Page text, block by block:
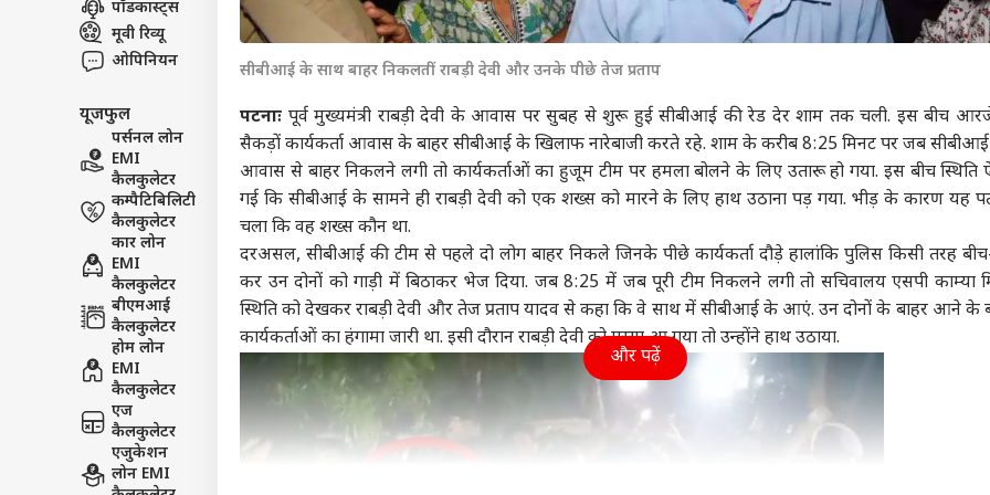
पॉडकास्ट्स
मूवी रिव्यू
ओपिनियन
यूजफुल
पर्सनल लोन
EMI
कैलकुलेटर
कम्पैटिबिलिटी
कैलकुलेटर
कार लोन
EMI
कैलकुलेटर
बीएमआई
कैलकुलेटर
होम लोन
EMI
कैलकुलेटर
एज
कैलकुलेटर
एजुकेशन
लोन EMI
सीबीआई के साथ बाहर निकलतीं राबड़ी देवी और उनके पीछे तेज प्रताप
पटनाः पूर्व मुख्यमंत्री राबड़ी देवी के आवास पर सुबह से शुरू हुई सीबीआई की रेड देर शाम तक चली. इस बीच
सैकड़ों कार्यकर्ता आवास के बाहर सीबीआई के खिलाफ नारेबाजी करते रहे. शाम के करीब 8:25 मिनट पर जब सीबीआई
आवास से बाहर निकलने लगी तो कार्यकर्ताओं का हुजूम टीम पर हमला बोलने के लिए उतारू हो गया. इस बीच स्थिति
गई कि सीबीआई के सामने ही राबड़ी देवी को एक शख्स को मारने के लिए हाथ उठाना पड़ गया. भीड़ के कारण यह
चला कि वह शख्स कौन था.
दरअसल, सीबीआई की टीम से पहले दो लोग बाहर निकले जिनके पीछे कार्यकर्ता दौड़े हालांकि पुलिस किसी तरह
कर उन दोनों को गाड़ी में बिठाकर भेज दिया. जब 8:25 में जब पूरी टीम निकलने लगी तो सचिवालय एसपी काम्या
स्थिति को देखकर राबड़ी देवी और तेज प्रताप यादव से कहा कि वे साथ में सीबीआई के आएं. उन दोनों के बाहर आने के
कार्यकर्ताओं का हंगामा जारी था. इसी दौरान राबड़ी देवी को गुस्सा आ गया तो उन्होंने हाथ उठाया.
और पढ़ें
प्राइवेसी पॉलिसी
कॉन्टैक्ट अस
सेंड फीडबैक
अबाउट अस
करियर्स
LOGIN
इंडिया
मानसून सत्र का बढ़ेगा समय
या बुलाया जाएगा विशेष सत्र?
सरकार ने किया साफ
विश्व
'संप्रभुता का अपमान', शेख
हसीना की PC से भड़क उठी
बांग्लादेश सरकार
उत्तर प्रदेश और उत्तराखंड
यूपी चुनाव पर राहुल गांधी
की बड़ी बैठक, बनाया ये
खास मास्टर प्लान!
क्रिकेट
ऋषभ पंत, संजू सैमसन या
ईशान किशन, किसे मिलना
चाहिए 2027 वनडे वर्ल्ड कप
इंडिया
विकसित भारत के ख्वाब के
बीच कुपोषण ने 'दोहरी
तस्वीर' कैसे बना दी?
इंडिया
'पाकिस्तान कर रहा यौम-ए-
इस्तेहसाल की नौटंकी',
भारत बोला- बंद करो
प्रोपेगेंडा